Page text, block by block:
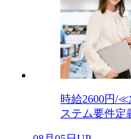
時給2600円/
ステム要件定